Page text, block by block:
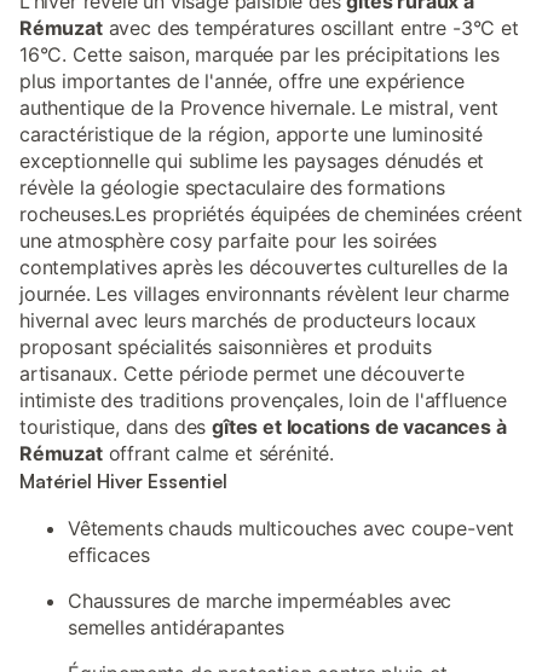
Rémuzatavec des températures oscillant entre -3°C et
16°C. Cette saison, marquée par les précipitations les
plus importantes de l'année, offre une expérience
authentique de la Provence hivernale. Le mistral, vent
caractéristique de la région, apporte une luminosité
exceptionnelle qui sublime les paysages dénudés et
révèle la géologie spectaculaire des formations
rocheuses.Les propriétés équipées de cheminées créent
une atmosphère cosy parfaite pour les soirées
contemplatives après les découvertes culturelles de la
journée. Les villages environnants révèlent leur charme
hivernal avec leurs marchés de producteurs locaux
proposant spécialités saisonnières et produits
artisanaux. Cette période permet une découverte
intimiste des traditions provençales, loin de l'affluence
touristique, dans desgîtes et locations de vacances à
Rémuzatoffrant calme et sérénité.
Matériel Hiver Essentiel
Vêtements chauds multicouches avec coupe-vent
efficaces
Chaussures de marche imperméables avec
semelles antidérapantes